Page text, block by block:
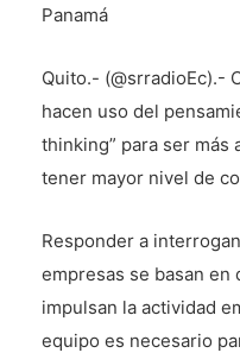
Panamá
Quito.- (@srradioEc).-
hacen uso del
thinking” para ser más
tener mayor nivel de
Responder a
empresas se basan en
impulsan la actividad
equipo es necesario